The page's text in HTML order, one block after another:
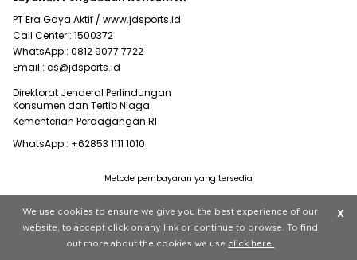
PT Era Gaya Aktif / www.jdsports.id
Call Center : 1500372
WhatsApp : 0812 9077 7722
Email : cs@jdsports.id
Direktorat Jenderal Perlindungan
Konsumen dan Tertib Niaga
Kementerian Perdagangan RI
WhatsApp : +62853 1111 1010
Copyright © 2022 JD Sports All rights reserved.
Metode pembayaran yang tersedia
We use cookies to ensure we give you the best experience of our
website, to accept click on any link or continue to browse. To find
out more about the cookies we use click here.
X